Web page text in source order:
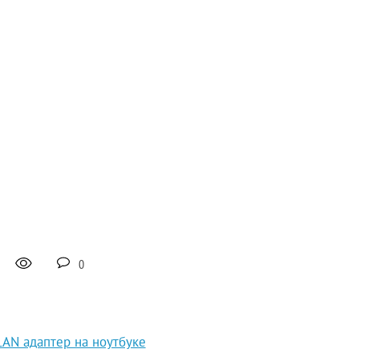
0
адаптер на ноутбуке